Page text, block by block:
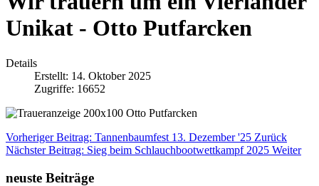
Unikat - Otto Putfarcken
Details
Erstellt: 14. Oktober 2025
Zugriffe: 16652
Vorheriger Beitrag: Tannenbaumfest 13. Dezember '25 Zurück
Nächster Beitrag: Sieg beim Schlauchbootwettkampf 2025 Weiter
neuste Beiträge